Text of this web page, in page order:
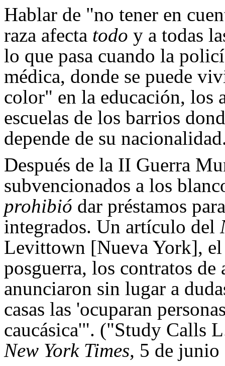
Hablar de "no tener en
raza afecta todo y a todas
lo que pasa cuando la
médica, donde se puede
color" en la educación, los
escuelas de los barrios
depende de su
Después de la II Guerra
subvencionados a los
prohibió dar préstamos
integrados. Un artículo del
Levittown [Nueva York],
posguerra, los contratos
anunciaron sin lugar a
casas las 'ocuparan
caucásica'". ("Study Calls
New York Times, 5 de junio